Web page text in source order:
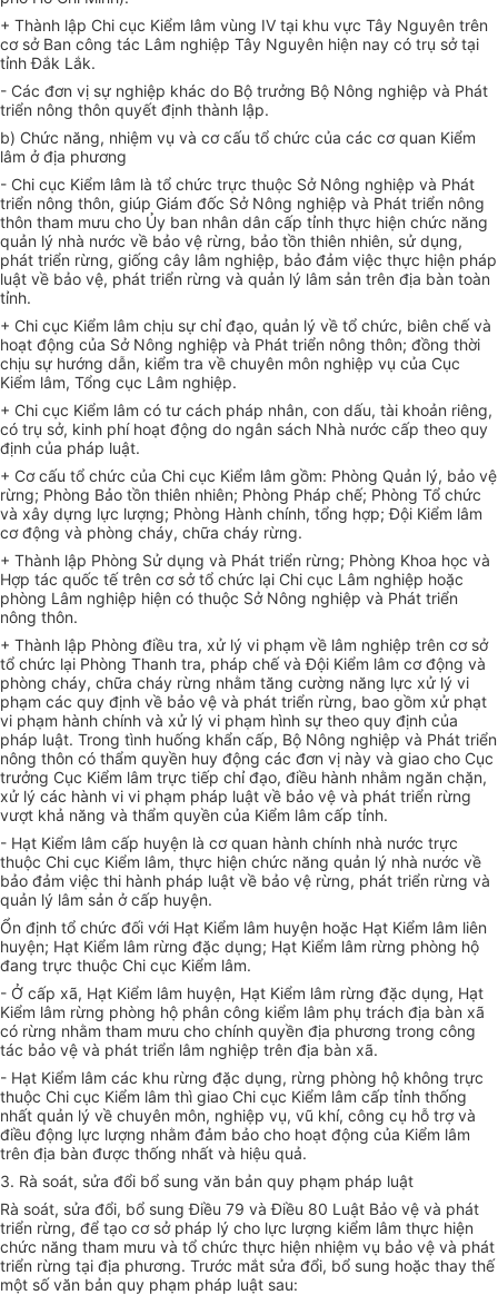
+ Thành lập Chi cục Kiểm lâm vùng IV tại khu vực Tây Nguyên trên
cơ sở Ban công tác Lâm nghiệp Tây Nguyên hiện nay có trụ sở tại
tỉnh Đắk Lắk.
- Các đơn vị sự nghiệp khác do Bộ trưởng Bộ Nông nghiệp và Phát
triển nông thôn quyết định thành lập.
b) Chức năng, nhiệm vụ và cơ cấu tổ chức của các cơ quan Kiểm
lâm ở địa phương
- Chi cục Kiểm lâm là tổ chức trực thuộc Sở Nông nghiệp và Phát
triển nông thôn, giúp Giám đốc Sở Nông nghiệp và Phát triển nông
thôn tham mưu cho Ủy ban nhân dân cấp tỉnh thực hiện chức năng
quản lý nhà nước về bảo vệ rừng, bảo tồn thiên nhiên, sử dụng,
phát triển rừng, giống cây lâm nghiệp, bảo đảm việc thực hiện pháp
luật về bảo vệ, phát triển rừng và quản lý lâm sản trên địa bàn toàn
tỉnh.
+ Chi cục Kiểm lâm chịu sự chỉ đạo, quản lý về tổ chức, biên chế và
hoạt động của Sở Nông nghiệp và Phát triển nông thôn; đồng thời
chịu sự hướng dẫn, kiểm tra về chuyên môn nghiệp vụ của Cục
Kiểm lâm, Tổng cục Lâm nghiệp.
+ Chi cục Kiểm lâm có tư cách pháp nhân, con dấu, tài khoản riêng,
có trụ sở, kinh phí hoạt động do ngân sách Nhà nước cấp theo quy
định của pháp luật.
+ Cơ cấu tổ chức của Chi cục Kiểm lâm gồm: Phòng Quản lý, bảo vệ
rừng; Phòng Bảo tồn thiên nhiên; Phòng Pháp chế; Phòng Tổ chức
và xây dựng lực lượng; Phòng Hành chính, tổng hợp; Đội Kiểm lâm
cơ động và phòng cháy, chữa cháy rừng.
+ Thành lập Phòng Sử dụng và Phát triển rừng; Phòng Khoa học và
Hợp tác quốc tế trên cơ sở tổ chức lại Chi cục Lâm nghiệp hoặc
phòng Lâm nghiệp hiện có thuộc Sở Nông nghiệp và Phát triển
nông thôn.
+ Thành lập Phòng điều tra, xử lý vi phạm về lâm nghiệp trên cơ sở
tổ chức lại Phòng Thanh tra, pháp chế và Đội Kiểm lâm cơ động và
phòng cháy, chữa cháy rừng nhằm tăng cường năng lực xử lý vi
phạm các quy định về bảo vệ và phát triển rừng, bao gồm xử phạt
vi phạm hành chính và xử lý vi phạm hình sự theo quy định của
pháp luật. Trong tình huống khẩn cấp, Bộ Nông nghiệp và Phát triển
nông thôn có thẩm quyền huy động các đơn vị này và giao cho Cục
trưởng Cục Kiểm lâm trực tiếp chỉ đạo, điều hành nhằm ngăn chặn,
xử lý các hành vi vi phạm pháp luật về bảo vệ và phát triển rừng
vượt khả năng và thẩm quyền của Kiểm lâm cấp tỉnh.
- Hạt Kiểm lâm cấp huyện là cơ quan hành chính nhà nước trực
thuộc Chi cục Kiểm lâm, thực hiện chức năng quản lý nhà nước về
bảo đảm việc thi hành pháp luật về bảo vệ rừng, phát triển rừng và
quản lý lâm sản ở cấp huyện.
Ổn định tổ chức đối với Hạt Kiểm lâm huyện hoặc Hạt Kiểm lâm liên
huyện; Hạt Kiểm lâm rừng đặc dụng; Hạt Kiểm lâm rừng phòng hộ
đang trực thuộc Chi cục Kiểm lâm.
- Ở cấp xã, Hạt Kiểm lâm huyện, Hạt Kiểm lâm rừng đặc dụng, Hạt
Kiểm lâm rừng phòng hộ phân công kiểm lâm phụ trách địa bàn xã
có rừng nhằm tham mưu cho chính quyền địa phương trong công
tác bảo vệ và phát triển lâm nghiệp trên địa bàn xã.
- Hạt Kiểm lâm các khu rừng đặc dụng, rừng phòng hộ không trực
thuộc Chi cục Kiểm lâm thì giao Chi cục Kiểm lâm cấp tỉnh thống
nhất quản lý về chuyên môn, nghiệp vụ, vũ khí, công cụ hỗ trợ và
điều động lực lượng nhằm đảm bảo cho hoạt động của Kiểm lâm
trên địa bàn được thống nhất và hiệu quả.
3. Rà soát, sửa đổi bổ sung văn bản quy phạm pháp luật
Rà soát, sửa đổi, bổ sung Điều 79 và Điều 80 Luật Bảo vệ và phát
triển rừng, để tạo cơ sở pháp lý cho lực lượng kiểm lâm thực hiện
chức năng tham mưu và tổ chức thực hiện nhiệm vụ bảo vệ và phát
triển rừng tại địa phương. Trước mắt sửa đổi, bổ sung hoặc thay thế
một số văn bản quy phạm pháp luật sau: